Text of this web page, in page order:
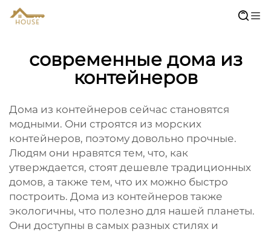
современные дома из
контейнеров
Дома из контейнеров сейчас становятся
модными. Они строятся из морских
контейнеров, поэтому довольно прочные.
Людям они нравятся тем, что, как
утверждается, стоят дешевле традиционных
домов, а также тем, что их можно быстро
построить. Дома из контейнеров также
экологичны, что полезно для нашей планеты.
Они доступны в самых разных стилях и